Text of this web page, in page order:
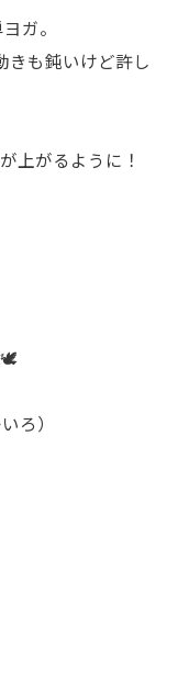
ガ。
きも鈍いけど許し
上がるように！
🕊️
ろ）